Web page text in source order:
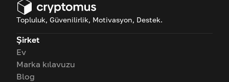
Topluluk, Güvenilirlik, Motivasyon, Destek.
Şirket
Ev
Marka kılavuzu
Blog